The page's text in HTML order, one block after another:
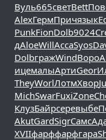
Вуль665светBett
AlexГермПричязык
PunkFionDolb9024
дAloeWillAccaSyos
DolbгражWindВоро
ицемалыАртиGeor
TheyWorlЛотмХвор
MichSwarFuxiZone
КлузБайрсеревыбе
AkutGardSigrСамс
XVIIфарффарфгара